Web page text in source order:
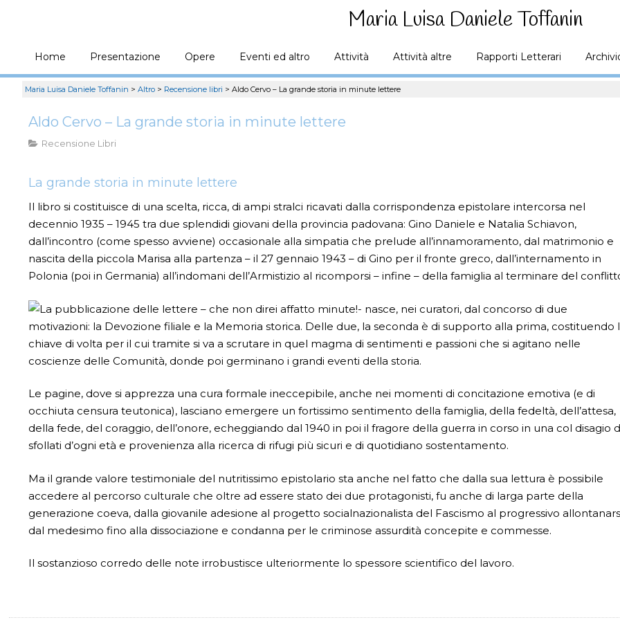
Maria Luisa Daniele Toffanin
Home Presentazione Opere Eventi ed altro Attività Attività altre Rapporti Letterari
Maria Luisa Daniele Toffanin > Altro > Recensione libri > Aldo Cervo – La grande storia in minute lettere
Aldo Cervo – La grande storia in minute lettere
Recensione Libri
La grande storia in minute lettere
Il libro si costituisce di una scelta, ricca, di ampi stralci ricavati dalla corrispondenza epistolare intercorsa nel
decennio 1935 – 1945 tra due splendidi giovani della provincia padovana: Gino Daniele e Natalia Schiavon,
dall’incontro (come spesso avviene) occasionale alla simpatia che prelude all’innamoramento, dal matrimonio e
nascita della piccola Marisa alla partenza – il 27 gennaio 1943 – di Gino per il fronte greco, dall’internamento in
Polonia (poi in Germania) all’indomani dell’Armistizio al ricomporsi – infine – della famiglia al terminare del
La pubblicazione delle lettere – che non direi affatto minute!- nasce, nei curatori, dal concorso di due
motivazioni: la Devozione filiale e la Memoria storica. Delle due, la seconda è di supporto alla prima, costituendo
chiave di volta per il cui tramite si va a scrutare in quel magma di sentimenti e passioni che si agitano nelle
coscienze delle Comunità, donde poi germinano i grandi eventi della storia.
Le pagine, dove si apprezza una cura formale ineccepibile, anche nei momenti di concitazione emotiva (e di
occhiuta censura teutonica), lasciano emergere un fortissimo sentimento della famiglia, della fedeltà, dell’attesa,
della fede, del coraggio, dell’onore, echeggiando dal 1940 in poi il fragore della guerra in corso in una col disagio
sfollati d’ogni età e provenienza alla ricerca di rifugi più sicuri e di quotidiano sostentamento.
Ma il grande valore testimoniale del nutritissimo epistolario sta anche nel fatto che dalla sua lettura è possibile
accedere al percorso culturale che oltre ad essere stato dei due protagonisti, fu anche di larga parte della
generazione coeva, dalla giovanile adesione al progetto socialnazionalista del Fascismo al progressivo
dal medesimo fino alla dissociazione e condanna per le criminose assurdità concepite e commesse.
Il sostanzioso corredo delle note irrobustisce ulteriormente lo spessore scientifico del lavoro.